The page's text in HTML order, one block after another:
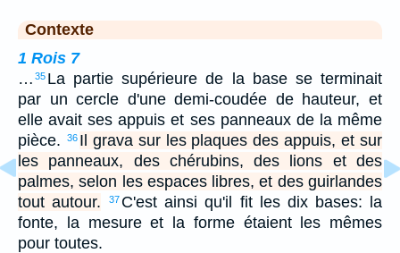
Contexte
1 Rois 7
… 35 La partie supérieure de la base se terminait
par un cercle d'une demi-coudée de hauteur, et
elle avait ses appuis et ses panneaux de la même
pièce.
36 Il grava sur les plaques des appuis, et sur
les panneaux, des chérubins, des lions et des
palmes, selon les espaces libres, et des guirlandes
tout autour.
37 C'est ainsi qu'il fit les dix bases: la
fonte, la mesure et la forme étaient les mêmes
pour toutes.